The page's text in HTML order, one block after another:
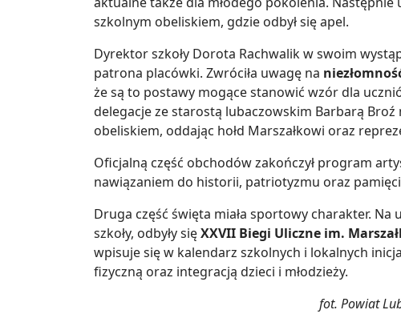
szkolnym obeliskiem, gdzie odbył się apel.
Dyrektor szkoły Dorota Rachwalik w swoim
patrona placówki. Zwróciła uwagę na
że są to postawy mogące stanowić wzór dla
delegacje ze starostą lubaczowskim Barbarą Broź
obeliskiem, oddając hołd Marszałkowi oraz
Oficjalną część obchodów zakończył program
nawiązaniem do historii, patriotyzmu oraz
Druga część święta miała sportowy charakter.
szkoły, odbyły sięXXVII Biegi Uliczne im.
wpisuje się w kalendarz szkolnych i lokalnych
fizyczną oraz integracją dzieci i młodzieży.
fot. Powiat